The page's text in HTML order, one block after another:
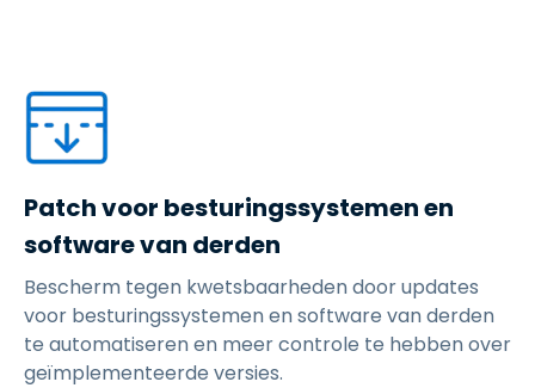
Patch voor besturingssystemen en
software van derden
Bescherm tegen kwetsbaarheden door updates
voor besturingssystemen en software van derden
te automatiseren en meer controle te hebben over
geïmplementeerde versies.